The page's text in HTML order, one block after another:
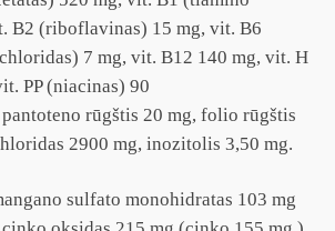
B2 (riboflavinas) 15 mg, vit. B6
7 mg, vit. B12 140 mg, vit. H
PP (niacinas) 90
rūgštis 20 mg, folio rūgštis
2900 mg, inozitolis 3,50 mg.
sulfato monohidratas 103 mg